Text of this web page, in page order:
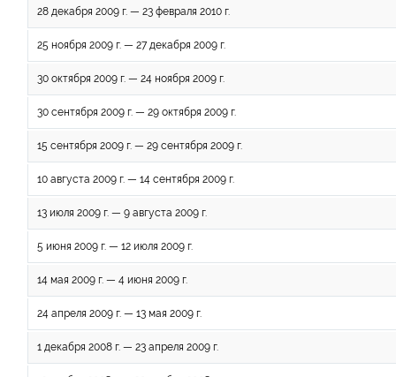
28 декабря 2009 г. — 23 февраля 2010 г.
25 ноября 2009 г. — 27 декабря 2009 г.
30 октября 2009 г. — 24 ноября 2009 г.
30 сентября 2009 г. — 29 октября 2009 г.
15 сентября 2009 г. — 29 сентября 2009 г.
10 августа 2009 г. — 14 сентября 2009 г.
13 июля 2009 г. — 9 августа 2009 г.
5 июня 2009 г. — 12 июля 2009 г.
14 мая 2009 г. — 4 июня 2009 г.
24 апреля 2009 г. — 13 мая 2009 г.
1 декабря 2008 г. — 23 апреля 2009 г.